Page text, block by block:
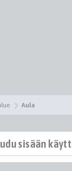
Aula
sisään